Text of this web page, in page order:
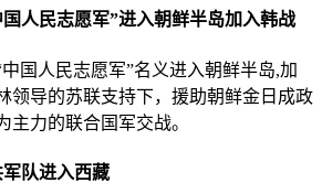
国人民志愿军”进入朝鲜半岛加入韩战
国人民志愿军”名义进入朝鲜半岛,加
领导的苏联支持下，援助朝鲜金日成政
主力的联合国军交战。
军队进入西藏